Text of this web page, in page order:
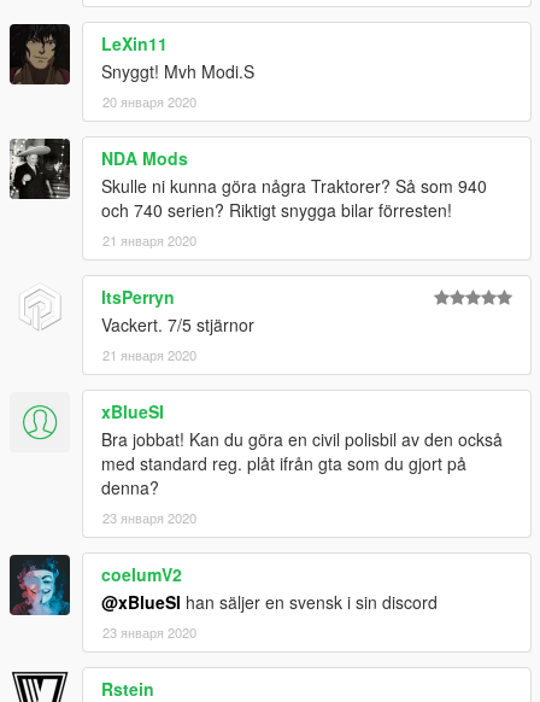
LeXin11
Snyggt! Mvh Modi.S
20 января 2020
NDA Mods
Skulle ni kunna göra några Traktorer? Så som 940
och 740 serien? Riktigt snygga bilar förresten!
21 января 2020
ItsPerryn
Vackert. 7/5 stjärnor
21 января 2020
xBlueSI
Bra jobbat! Kan du göra en civil polisbil av den också
med standard reg. plåt ifrån gta som du gjort på
denna?
23 января 2020
coelumV2
@xBlueSI han säljer en svensk i sin discord
23 января 2020
Rstein